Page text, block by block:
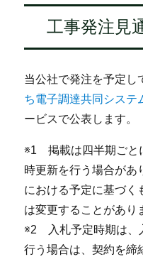
工事発注見
当公社で発注を予定し
ち電子調達共同システ
ービスで公表します。
※1 掲載は四半期ごと
時更新を行う場合があ
における予定に基づく
は変更することがあり
※2 入札予定時期は、
行う場合は、契約を締